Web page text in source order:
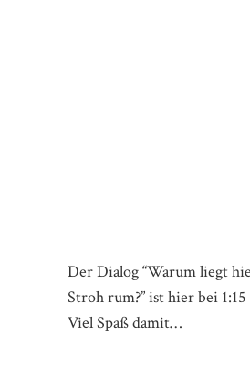
Der Dialog “Warum liegt
Stroh rum?” ist hier bei
Viel Spaß damit…